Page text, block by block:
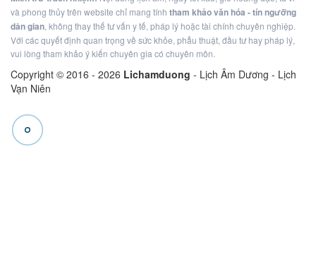
và phong thủy trên website chỉ mang tính tham khảo văn hóa - tín ngưỡng
dân gian, không thay thế tư vấn y tế, pháp lý hoặc tài chính chuyên nghiệp.
Với các quyết định quan trọng về sức khỏe, phẫu thuật, đầu tư hay pháp lý,
vui lòng tham khảo ý kiến chuyên gia có chuyên môn.
Copyright © 2016 - 2026 Lichamduong - Lịch Âm Dương - Lịch
Vạn Niên